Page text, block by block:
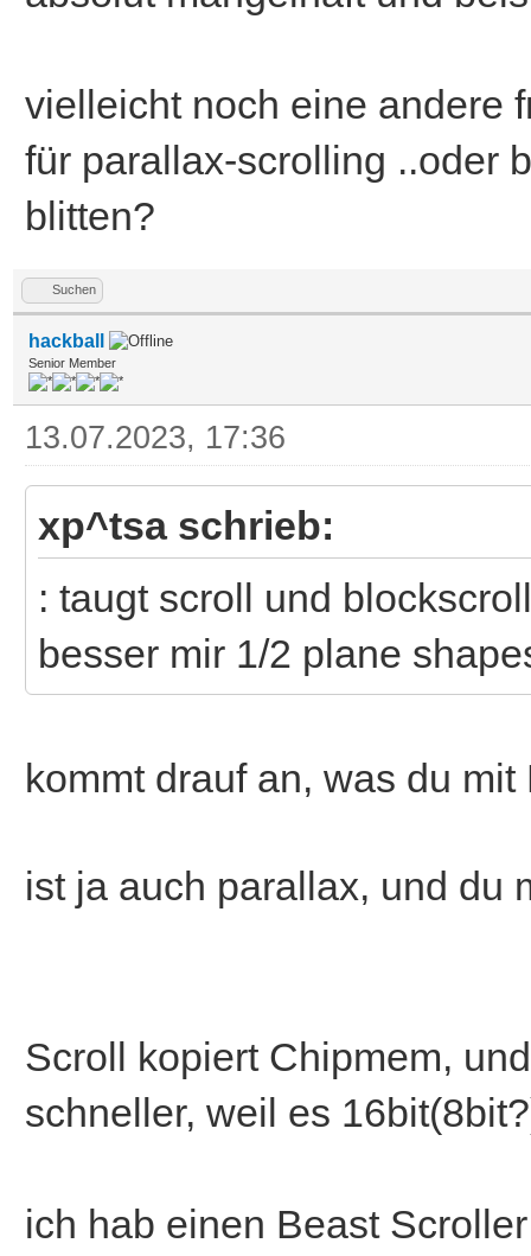
vielleicht noch eine andere
für parallax-scrolling ..oder
blitten?
Suchen
hackball
Senior Member
13.07.2023, 17:36
xp^tsa schrieb:
: taugt scroll und
besser mir 1/2 plane
kommt drauf an, was du
ist ja auch parallax, und
Scroll kopiert Chipmem,
schneller, weil es
ich hab einen Beast